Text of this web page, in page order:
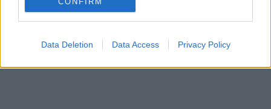
Data Deletion Data Access Privacy Policy